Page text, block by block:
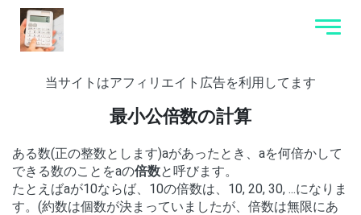
当サイトはアフィリエイト広告を利用してます
最小公倍数の計算
ある数(正の整数とします)aがあったとき、aを何倍かして
できる数のことをaの倍数と呼びます。
たとえばaが10ならば、10の倍数は、10, 20, 30, ...になりま
す。(約数は個数が決まっていましたが、倍数は無限にあ